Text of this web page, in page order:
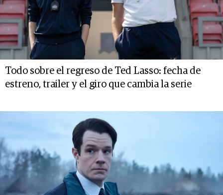
Todo sobre el regreso de Ted Lasso: fecha de
estreno, trailer y el giro que cambia la serie